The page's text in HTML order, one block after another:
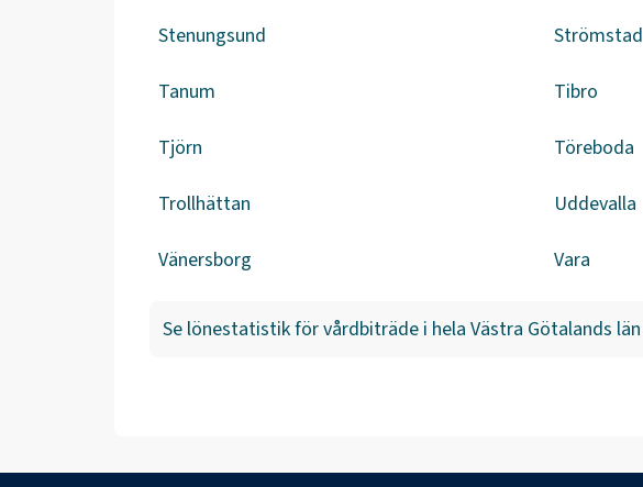
Stenungsund Strömstad
Tanum Tibro
Tjörn Töreboda
Trollhättan Uddevalla
Vänersborg Vara
Se lönestatistik förvårdbiträde i hela Västra Götalands län